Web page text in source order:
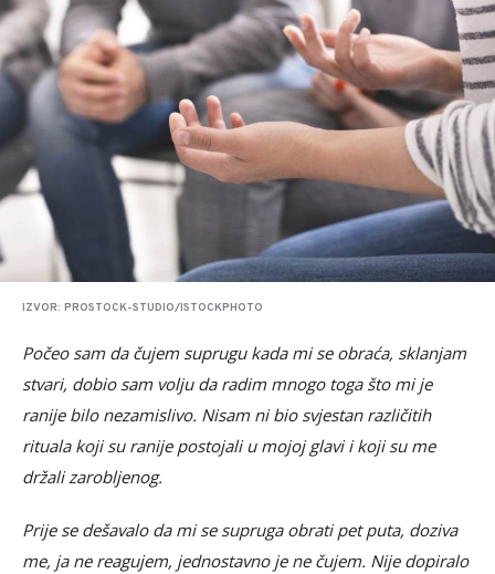
IZVOR: PROSTOCK-STUDIO/ISTOCKPHOTO
Počeo sam da čujem suprugu kada mi se obraća, sklanjam
stvari, dobio sam volju da radim mnogo toga što mi je
ranije bilo nezamislivo. Nisam ni bio svjestan različitih
rituala koji su ranije postojali u mojoj glavi i koji su me
držali zarobljenog.
Prije se dešavalo da mi se supruga obrati pet puta, doziva
me, ja ne reagujem, jednostavno je ne čujem. Nije dopiralo